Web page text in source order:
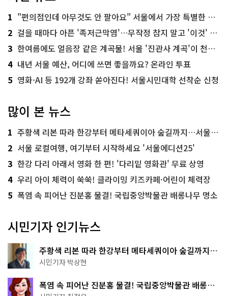
1 "편의점인데 아무것도 안 팔아요" 서울에서 가장 특별한 편의점의 정체
2 걸을 때마다 아픈 '족저근막염'…무작정 참지 말고 '이것' 해보세요!
3 한여름에도 얼음장 같은 계곡물! 서울 '진관사 계곡'이 천국이네~
4 내년 서울 예산, 어디에 쓰면 좋을까요? 온라인 투표
5 영화·AI 등 192개 강좌 쏟아진다! 서울시민대학 선착순 신청
많이 본 뉴스
1 주황색 리본 따라 한강부터 메타세쿼이아 숲길까지…서울둘레길 15코스
2 서울 로컬여행, 여기부터 시작하세요 '서울에디션25'
3 한강 다리 아래서 영화 한 편! '다리밑 영화관' 무료 상영
4 우리 아이 체력이 쑥쑥! 클라이밍 키즈카페·어린이 체력장
5 폭염 속 피어난 진분홍 물결! 국립중앙박물관 배롱나무 명소
시민기자 인기뉴스
주황색 리본 따라 한강부터 메타세쿼이아 숲길까지…
서울둘레길 15코스
시민기자 박상현
폭염 속 피어난 진분홍 물결! 국립중앙박물관 배롱나